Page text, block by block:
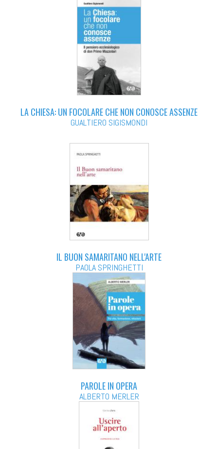
LA CHIESA: UN FOCOLARE CHE NON CONOSCE ASSENZE
GUALTIERO SIGISMONDI
IL BUON SAMARITANO NELL'ARTE
PAOLA SPRINGHETTI
PAROLE IN OPERA
ALBERTO MERLER